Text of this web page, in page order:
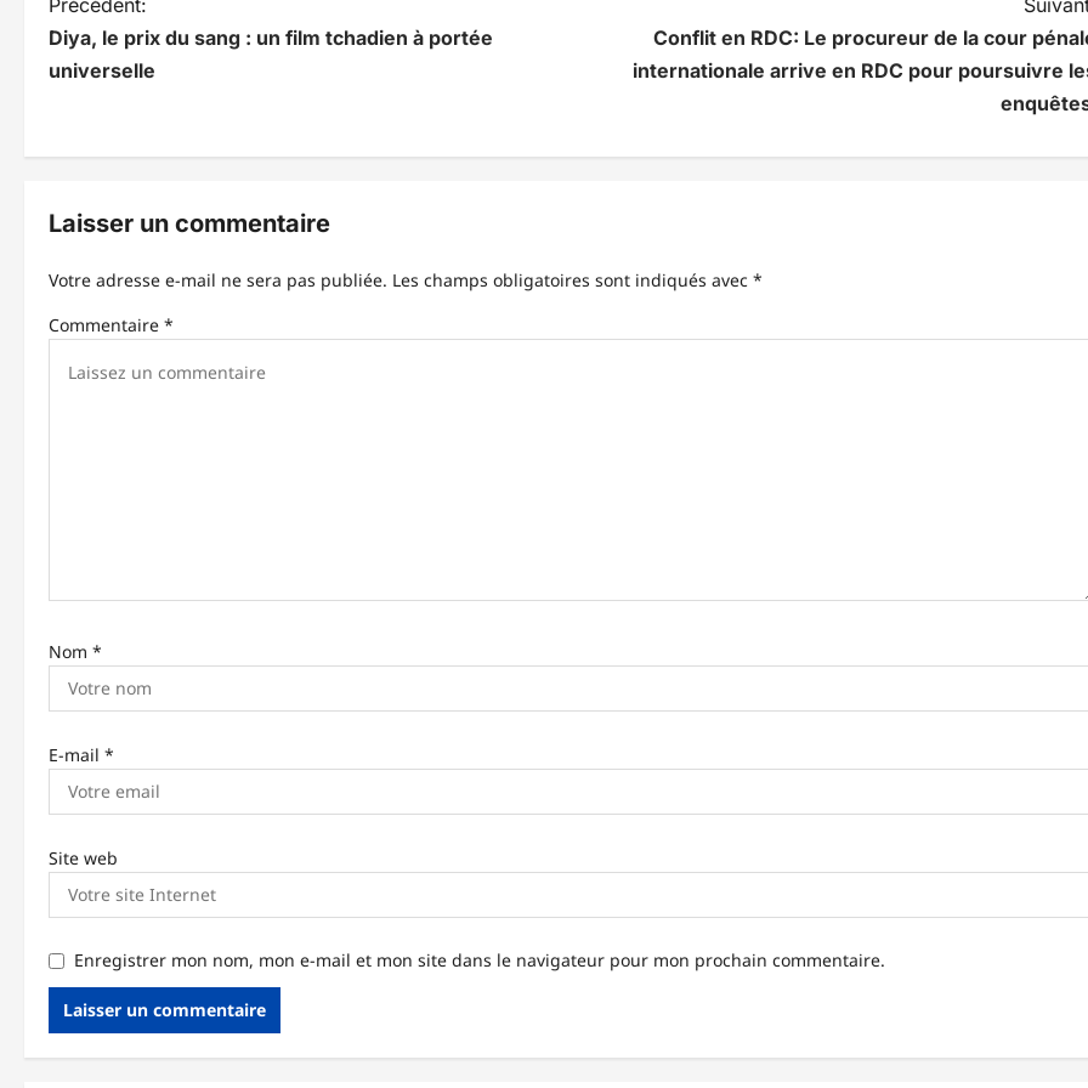
N
a
a
t
i
i
c
l
Diya, le prix du sang : un film tchadien à portée
universelle
Conflit en RDC: Le procureur de la cour
internationale arrive en RDC pour poursuivre
Laisser un commentaire
Votre adresse e-mail ne sera pas publiée. Les champs obligatoires sont indiqués avec *
Commentaire *
Nom *
E-mail *
Site web
Enregistrer mon nom, mon e-mail et mon site dans le navigateur pour mon prochain commentaire.